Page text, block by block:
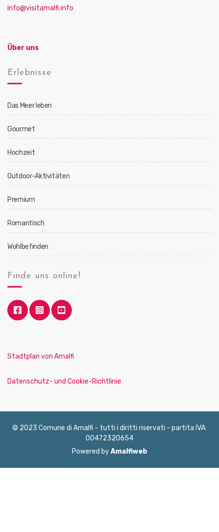
info@visitamalfi.info
Über uns
Erlebnisse
Das Meer leben
Gourmet
Hochzeit
Outdoor-Aktivitäten
Premium
Romantisch
Wohlbefinden
Finde uns online!
Stadtplan von Amalfi
Datenschutz- und Cookie-Richtlinie
© 2023 Comune di Amalfi - tutti i diritti riservati - partita IVA:
00472320654
Powered byAmalfiweb